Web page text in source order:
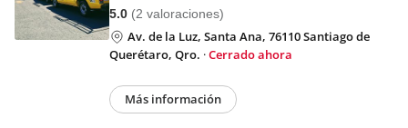
5.0 (2 valoraciones)
Av. de la Luz, Santa Ana, 76110 Santiago de
Querétaro, Qro. ·Cerrado ahora
Más información